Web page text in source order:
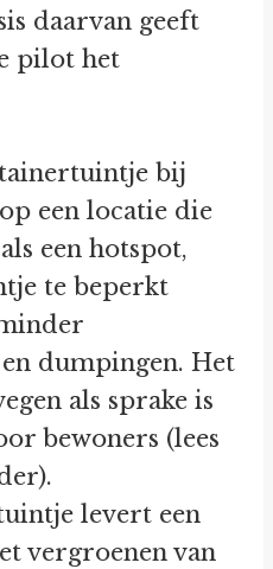
daarvan geeft
pilot het
bij
een locatie die
een hotspot,
te beperkt
dumpingen. Het
als sprake is
bewoners (lees
levert een
vergroenen van